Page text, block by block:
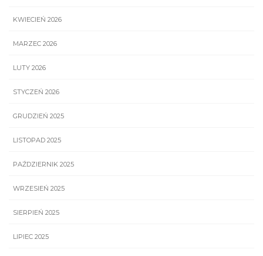
KWIECIEŃ 2026
MARZEC 2026
LUTY 2026
STYCZEŃ 2026
GRUDZIEŃ 2025
LISTOPAD 2025
PAŹDZIERNIK 2025
WRZESIEŃ 2025
SIERPIEŃ 2025
LIPIEC 2025